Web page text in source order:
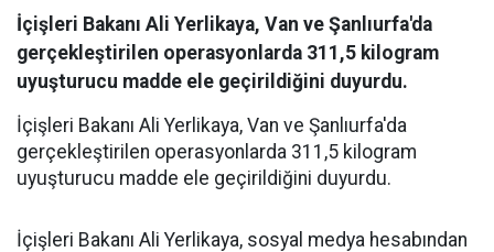
İçişleri Bakanı Ali Yerlikaya, Van ve Şanlıurfa'da
gerçekleştirilen operasyonlarda 311,5 kilogram
uyuşturucu madde ele geçirildiğini duyurdu.
İçişleri Bakanı Ali Yerlikaya, Van ve Şanlıurfa'da
gerçekleştirilen operasyonlarda 311,5 kilogram
uyuşturucu madde ele geçirildiğini duyurdu.
İçişleri Bakanı Ali Yerlikaya, sosyal medya hesabından